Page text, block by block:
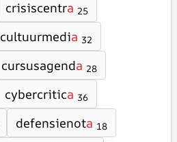
crisiscentra 25
cultuurmedia 32
cursusagenda 28
cybercritica 36
defensienota 18